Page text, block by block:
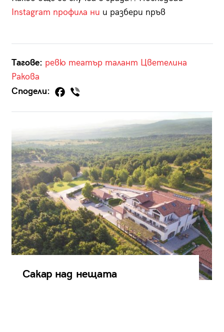
Instagram профила ни и разбери пръв
Тагове: ревю театър талант Цветелина
Ракова
Сподели:
Сакар над нещата